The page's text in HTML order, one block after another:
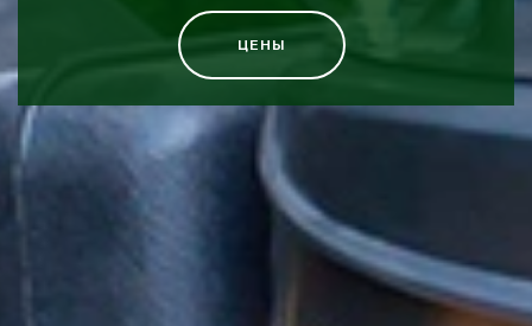
ЦЕНЫ